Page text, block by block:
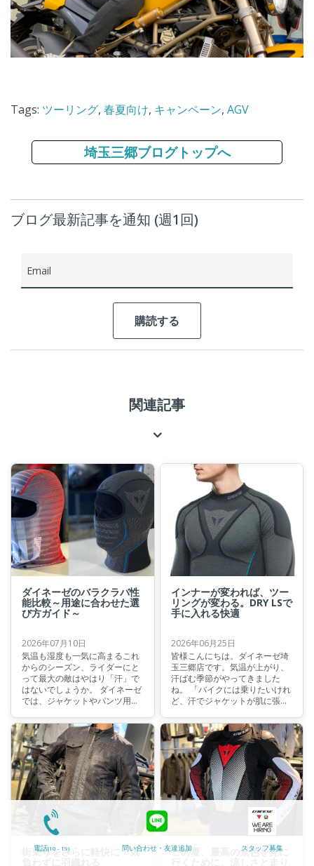
電話(10 - 19) 問い合わせ・友達追加 スタッフ募集
Tags: ツーリング, 春夏向け, キャンペーン, AGV
埼玉三郷ブログトップへ
ブログ最新記事を通知 (週1回)
Email
関連記事
ダイネーゼのバラクラバ性
能比較～用途に合わせた選
び方ガイド～
2026年07月10日
気温も湿度も一気に高まるこれ
からのシーズン、ライダーにと
って最大の敵はやはり「汗」で
はないでしょうか。 ダイネーゼ
では、ジャケットやパンツ用の
は“ヘルメット専用”インナーウ
ェアもご用意しています。 そこ
で今回は、夏のライディングを
快適に保つために欠かせないヘ
ルメットインナーウェア、バラ
クラバシリーズの中から
『BALACLAVA』と『DRY
BALACLAVA』の違いを、ポイ
ントを押さえてわかりやすくご
紹介していきます。 さて、皆様
にとって最適なモデルはどちら
になりますでしょうか。
インナーが変われば、ツー
リングが変わる。DRY LSで
手に入れる快適
2026年06月25日
皆様こんにちは。ダイネーゼ埼
玉三郷店です。気温が上がり、
汗ばむ季節がやってきました
ね。 「バイクには乗りたいけれ
ど、汗でジャケットが肌に張り
ャケットを着ているのに、熱が
こもって暑い…」 そんなお悩み
を抱えていませんか？ 今回は、
そんな夏のライディングを劇的
に涼しく、快適へと変えてくれ
るダイネーゼ自慢の高機能イン
ナーをご紹介いたします。
街乗りをさらに軽快に！気 この夏、最高の景色を見に